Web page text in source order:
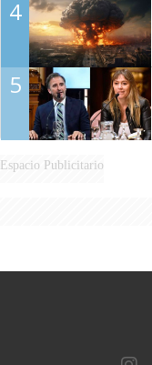
4
5
Espacio Publicitario